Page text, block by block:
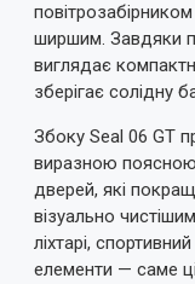
ширшим. Завдяки
виглядає
зберігає солідну
Збоку Seal 06 GT
виразною поясною
дверей, які
візуально
ліхтарі,
елементи — саме